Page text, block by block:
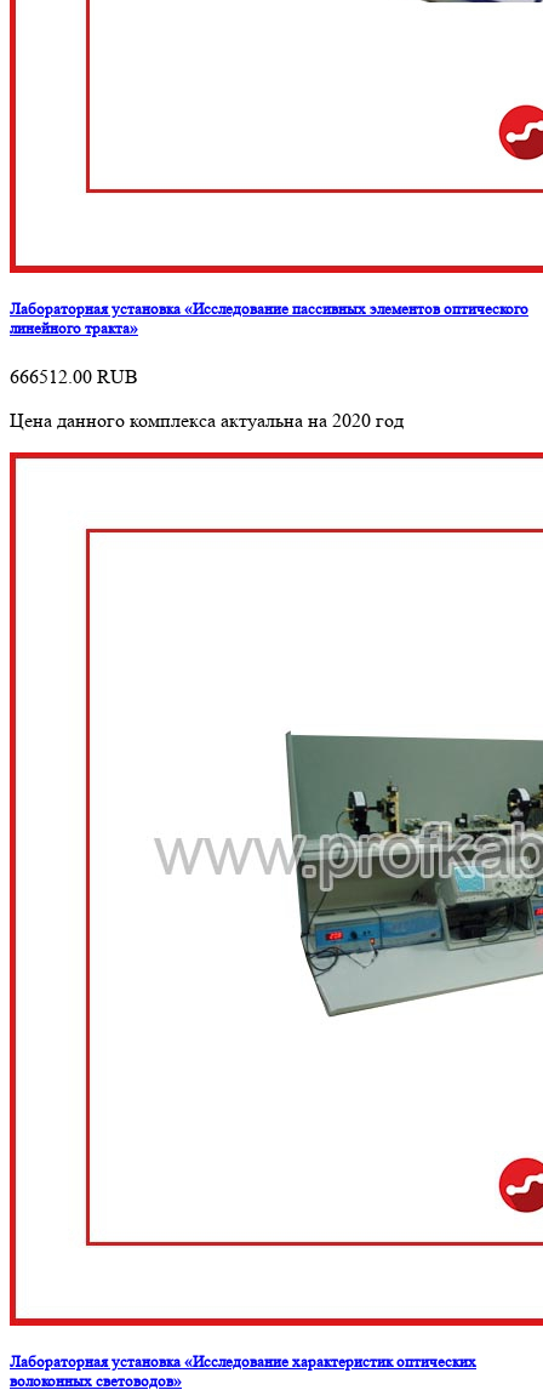
Лабораторная установка «Исследование пассивных элементов оптического
линейного тракта»
666512.00 RUB
Цена данного комплекса актуальна на 2020 год
Лабораторная установка «Исследование характеристик оптических
волоконных световодов»